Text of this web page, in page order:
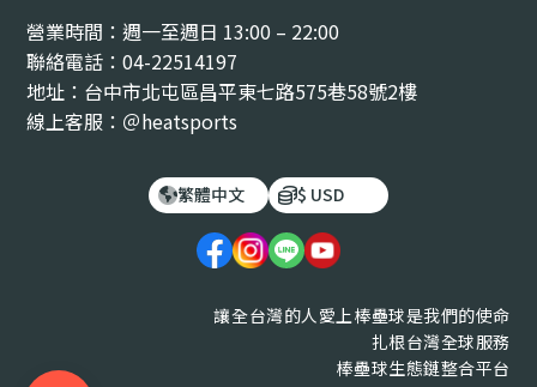
營業時間：週一至週日 13:00 – 22:00
聯絡電話：04-22514197
地址：台中市北屯區昌平東七路575巷58號2樓
線上客服：＠heatsports
繁體中文 $ USD
讓全台灣的人愛上棒壘球是我們的使命
扎根台灣全球服務
棒壘球生態鏈整合平台